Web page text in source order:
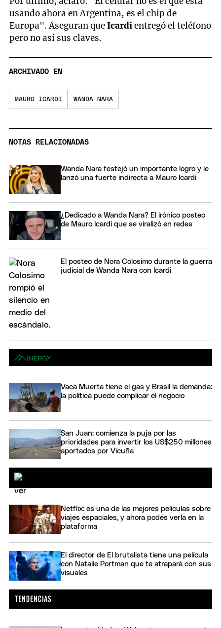
seconds
of
6
minutes,
54
usando ahora en Argentina, es el chip de
Europa". Aseguran queIcardientregó el teléfono
pero no así sus claves.
ARCHIVADO EN
MAURO ICARDI WANDA NARA
NOTAS RELACIONADAS
Wanda Nara festejó un importante logro y le
lanzó una fuerte indirecta a Mauro Icardi
¿Dedicado a Wanda Nara? El irónico posteo
de Mauro Icardi que se viralizó en redes
El posteo de Nora Colosimo durante la guerra
judicial de Wanda Nara con Icardi
Vaca Muerta tiene el gas y Brasil la demanda:
la política puede complicar el negocio
San Juan: comienza la puja por las
prioridades para invertir los US$250 millones
aportados por Vicuña
Netflix: es una de las mejores películas sobre
viajes espaciales, y ahora podés verla en la
plataforma
El director de El brutalista tiene una película
con Natalie Portman que te atrapará con sus
visuales